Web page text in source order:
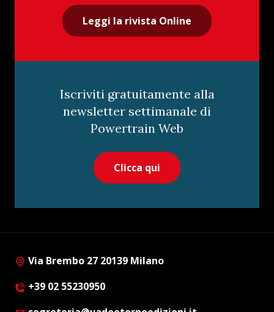
Leggi la rivista Online
Iscriviti gratuitamente alla
newsletter settimanale di
Powertrain Web
Clicca qui
Via Brembo 27 20139 Milano
+39 02 55230950